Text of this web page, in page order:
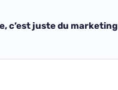
c’est juste du marketing